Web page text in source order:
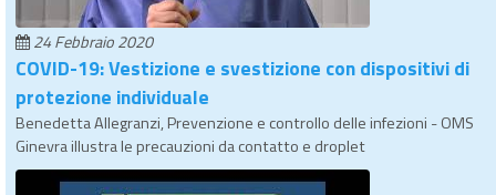
24 Febbraio 2020
COVID-19: Vestizione e svestizione con dispositivi di
protezione individuale
Benedetta Allegranzi, Prevenzione e controllo delle infezioni - OMS
Ginevra illustra le precauzioni da contatto e droplet